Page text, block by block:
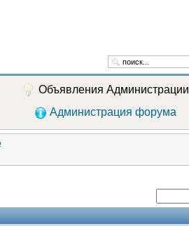
Объявления Администрации
Администрация форума